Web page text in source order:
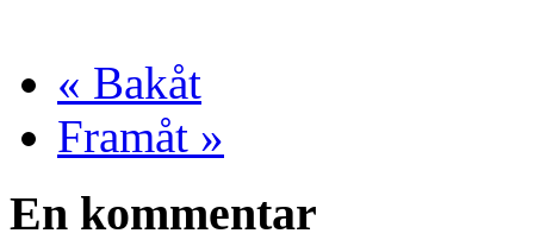
« Bakåt
Framåt »
En kommentar